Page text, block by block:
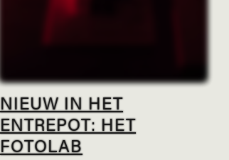
NIEUW IN HET
ENTREPOT: HET
FOTOLAB